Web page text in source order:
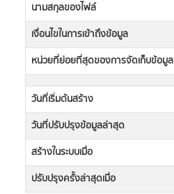
นามสกุลของไฟล์
เงื่อนไขในการเข้าถึงข้อมูล
หน่วยที่ย่อยที่สุดของการจัดเก็บข้อมูล
วันที่เริ่มต้นสร้าง
วันที่ปรับปรุงข้อมูลล่าสุด
สร้างในระบบเมื่อ
ปรับปรุงครั้งล่าสุดเมื่อ